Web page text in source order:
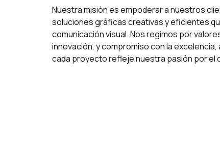
Nuestra misión es empoderar a nuestros
soluciones gráficas creativas y eficientes
comunicación visual. Nos regimos por
innovación, y compromiso con la
cada proyecto refleje nuestra pasión por el